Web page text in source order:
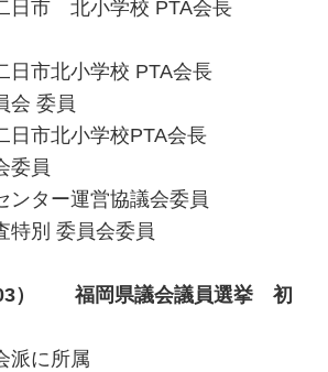
市 北小学校 PTA会長
市北小学校 PTA会長
会 委員
市北小学校PTA会長
委員
ンター運営協議会委員
特別 委員会委員
） 福岡県議会議員選挙 初
派に所属